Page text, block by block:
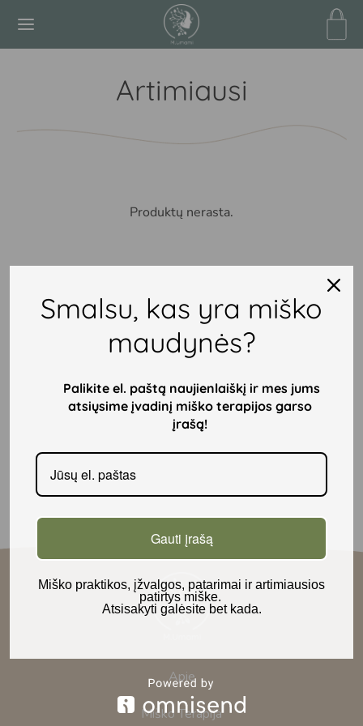
Artimiausi
Produktų nerasta.
Apie
Miško Terapija
Smalsu, kas yra miško
maudynės?
Palikite el. paštą naujienlaiškį ir mes jums
atsiųsime įvadinį miško terapijos garso
įrašą!
Gauti įrašą
Miško praktikos, įžvalgos, patarimai ir artimiausios
patirtys miške.
Atsisakyti galėsite bet kada.